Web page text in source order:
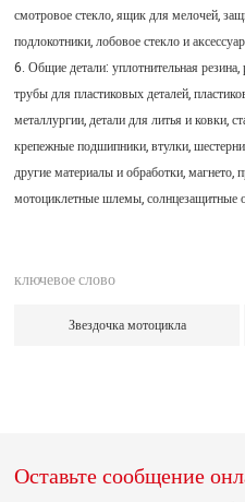
смотровое стекло, ящик для мелочей,
подлокотники, лобовое стекло и
6. Общие детали: уплотнительная
трубы для пластиковых деталей,
металлургии, детали для литья и ковки,
крепежные подшипники, втулки,
другие материалы и обработки, магнето,
мотоциклетные шлемы, солнцезащитные
ключевое слово
Звездочка мотоцикла
Оставьте сообщение